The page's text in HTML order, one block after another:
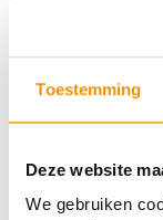
Toestemming
Deze website
We gebruiken
We hebben flinke
streven we naar
beleggers. Met
uitgroeien tot
Uiteraard gelden
altijd. Chrisbert